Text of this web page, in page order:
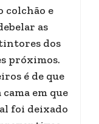
colchão e
as
dos
próximos.
é de que
em que
foi deixado